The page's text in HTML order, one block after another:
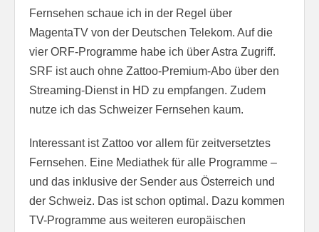
Fernsehen schaue ich in der Regel über
MagentaTV von der Deutschen Telekom. Auf die
vier ORF-Programme habe ich über Astra Zugriff.
SRF ist auch ohne Zattoo-Premium-Abo über den
Streaming-Dienst in HD zu empfangen. Zudem
nutze ich das Schweizer Fernsehen kaum.
Interessant ist Zattoo vor allem für zeitversetztes
Fernsehen. Eine Mediathek für alle Programme –
und das inklusive der Sender aus Österreich und
der Schweiz. Das ist schon optimal. Dazu kommen
TV-Programme aus weiteren europäischen